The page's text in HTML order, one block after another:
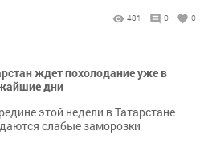
481 0 0
ждет похолодание уже в
дни
этой недели в Татарстане
слабые заморозки